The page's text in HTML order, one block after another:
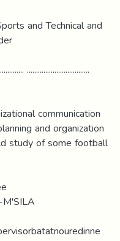
and Technical and
..................................
communication
and organization
study of some football